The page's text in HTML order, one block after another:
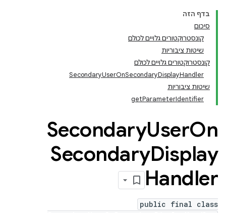
בדף הזה
סיכום
קונסטרוקטורים גלויים לכולם
שיטות ציבוריות
קונסטרוקטורים גלויים לכולם
SecondaryUserOnSecondaryDisplayHandler
שיטות ציבוריות
getParameterIdentifier
SecondaryUserOn
SecondaryDisplay
Handler
public final class